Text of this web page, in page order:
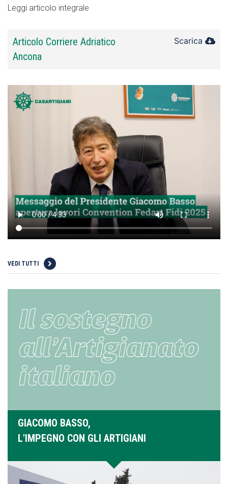
Leggi articolo integrale
Articolo Corriere Adriatico
Ancona
Scarica
VEDI TUTTI
GIACOMO BASSO,
L'IMPEGNO CON GLI ARTIGIANI